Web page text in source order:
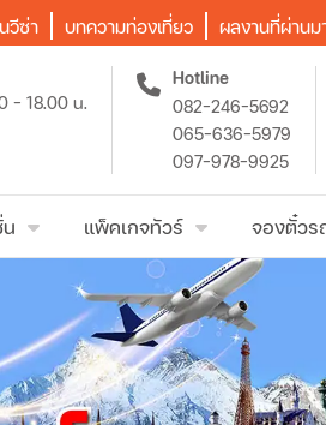
วีซ่า บทความท่องเที่ยว ผลงานที่ผ่านม
- 18.00 น.
Hotline
082-246-5692
065-636-5979
097-978-9925
แพ็คเกจทัวร์ จองตั๋วร